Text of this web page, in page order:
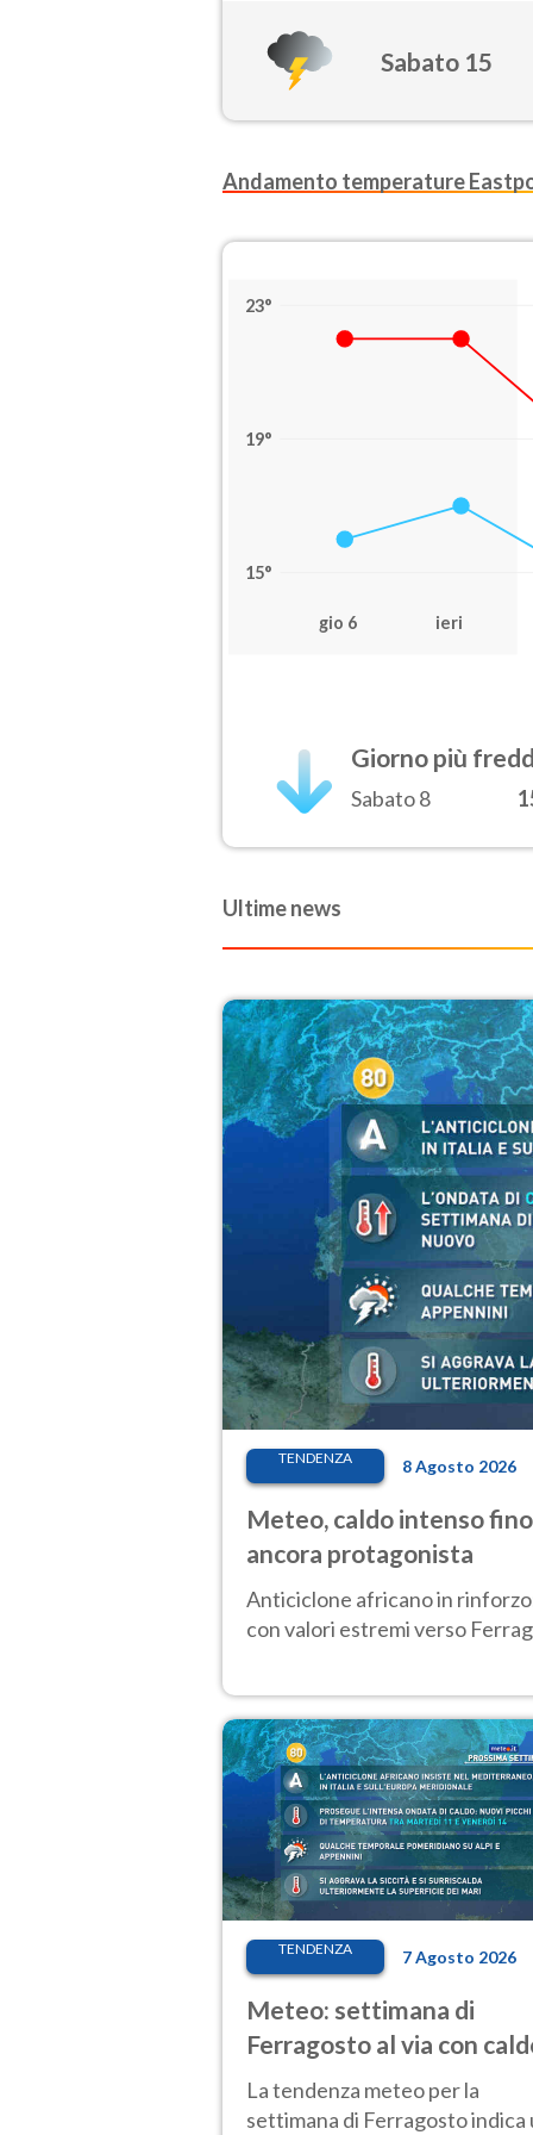
Sabato 15
Andamento temperature
23°
19°
15°
gio 6 ieri
Giorno più
Sabato 8
Ultime news
TENDENZA 8 Agosto 2026
Meteo, caldo intenso
ancora protagonista
Anticiclone africano in
con valori estremi verso
TENDENZA 7 Agosto 2026
Meteo: settimana di
Ferragosto al via con
intenso e qualche
La tendenza meteo per la
settimana di Ferragosto indica